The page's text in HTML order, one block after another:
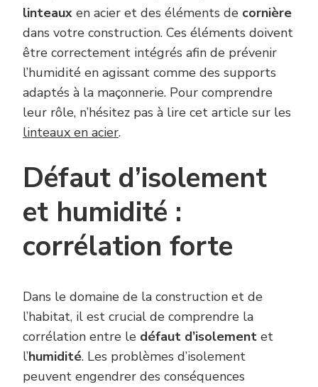
linteaux en acier et des éléments de cornière
dans votre construction. Ces éléments doivent
être correctement intégrés afin de prévenir
l’humidité en agissant comme des supports
adaptés à la maçonnerie. Pour comprendre
leur rôle, n’hésitez pas à lire cet article sur les
linteaux en acier.
Défaut d’isolement
et humidité :
corrélation forte
Dans le domaine de la construction et de
l’habitat, il est crucial de comprendre la
corrélation entre le défaut d’isolement et
l’humidité. Les problèmes d’isolement
peuvent engendrer des conséquences